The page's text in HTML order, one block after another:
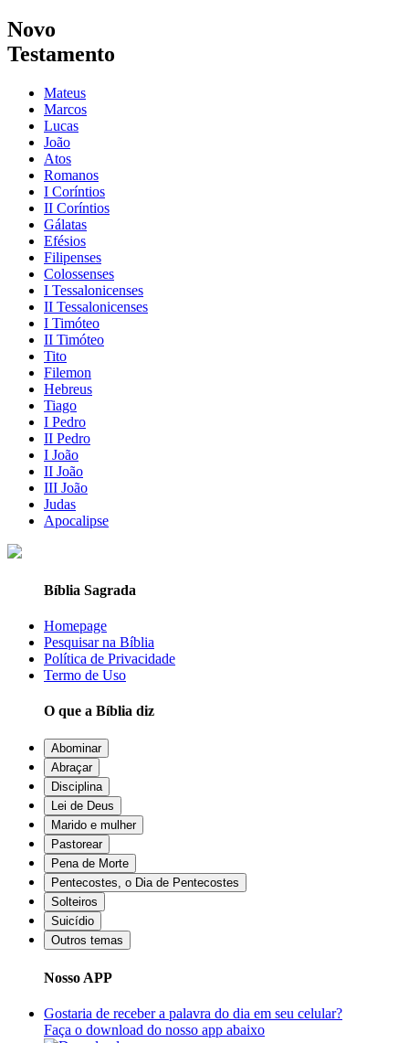
Novo
Testamento
Mateus
Marcos
Lucas
João
Atos
Romanos
I Coríntios
II Coríntios
Gálatas
Efésios
Filipenses
Colossenses
I Tessalonicenses
II Tessalonicenses
I Timóteo
II Timóteo
Tito
Filemon
Hebreus
Tiago
I Pedro
II Pedro
I João
II João
III João
Judas
Apocalipse
Bíblia Sagrada
Homepage
Pesquisar na Bíblia
Política de Privacidade
Termo de Uso
O que a Bíblia diz
Abominar
Abraçar
Disciplina
Lei de Deus
Marido e mulher
Pastorear
Pena de Morte
Pentecostes, o Dia de Pentecostes
Solteiros
Suicídio
Outros temas
Nosso APP
Gostaria de receber a palavra do dia em seu celular?
Faça o download do nosso app abaixo